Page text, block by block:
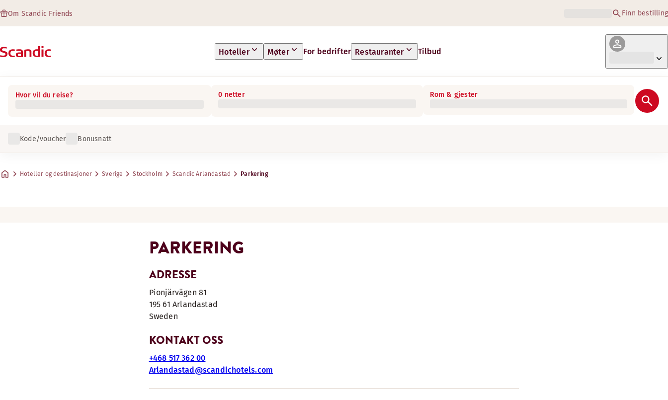
Om Scandic Friends Finn bestilling
Hoteller Møter For bedrifter Restauranter Tilbud
Hvor vil du reise? 0 netter Rom & gjester
Kode/voucher Bonusnatt
Hoteller og destinasjoner Sverige Stockholm Scandic Arlandastad Parkering
PARKERING
ADRESSE
Pionjärvägen 81
195 61 Arlandastad
Sweden
KONTAKT OSS
+468 517 362 00
Arlandastad@scandichotels.com